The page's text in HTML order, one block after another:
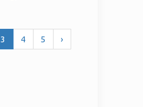
3 4 5 ›